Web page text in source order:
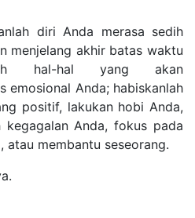
diri Anda merasa sedih
menjelang akhir batas waktu
hal-hal yang akan
emosional Anda; habiskanlah
positif, lakukan hobi Anda,
Anda, fokus pada
atau membantu seseorang.